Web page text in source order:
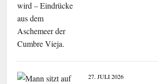
27. JULI 2026